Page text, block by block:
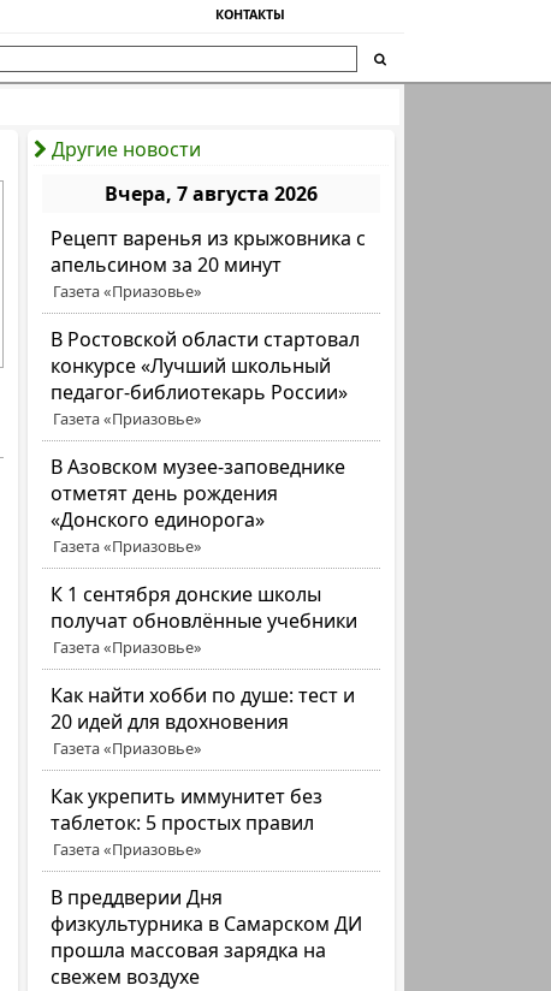
КОНТАКТЫ
Другие новости
Вчера, 7 августа 2026
Рецепт варенья из крыжовника с
апельсином за 20 минут
Газета «Приазовье»
В Ростовской области стартовал
конкурсе «Лучший школьный
педагог-библиотекарь России»
Газета «Приазовье»
В Азовском музее-заповеднике
отметят день рождения
«Донского единорога»
Газета «Приазовье»
К 1 сентября донские школы
получат обновлённые учебники
Газета «Приазовье»
Как найти хобби по душе: тест и
20 идей для вдохновения
Газета «Приазовье»
Как укрепить иммунитет без
таблеток: 5 простых правил
Газета «Приазовье»
В преддверии Дня
физкультурника в Самарском ДИ
прошла массовая зарядка на
свежем воздухе